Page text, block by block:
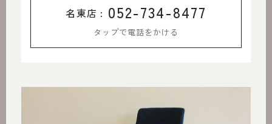
名東店 : 052-734-8477
タップで電話をかける